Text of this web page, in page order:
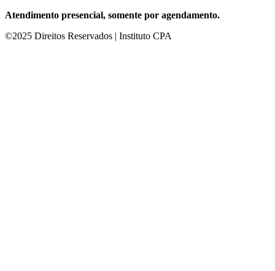
Atendimento presencial, somente por agendamento.
©2025 Direitos Reservados | Instituto CPA